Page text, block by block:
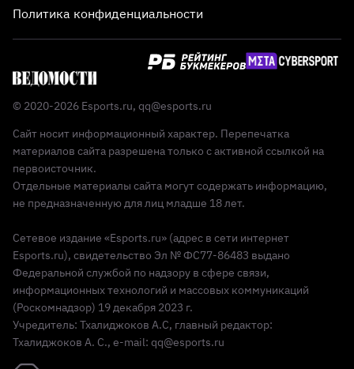
Политика конфиденциальности
© 2020-2026 Esports.ru, qq@esports.ru
Сайт носит информационный характер. Перепечатка
материалов сайта разрешена только с активной ссылкой на
первоисточник.
Отдельные материалы сайта могут содержать информацию,
не предназначенную для лиц младше 18 лет.
Сетевое издание «Esports.ru» (адрес в сети интернет
Esports.ru), свидетельство Эл № ФС77-86483 выдано
Федеральной службой по надзору в сфере связи,
информационных технологий и массовых коммуникаций
(Роскомнадзор) 19 декабря 2023 г.
Учредитель: Тхалиджоков А.С, главный редактор:
Тхалиджоков А. С., e-mail: qq@esports.ru